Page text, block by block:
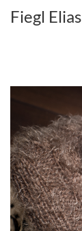
Fiegl Elias